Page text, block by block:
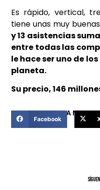
Es rápido, vertical,
tiene unas muy
y 13 asistencias
entre todas las
le hace ser uno de
planeta.
Su precio, 146
COMPARTIR ESTA
Facebook